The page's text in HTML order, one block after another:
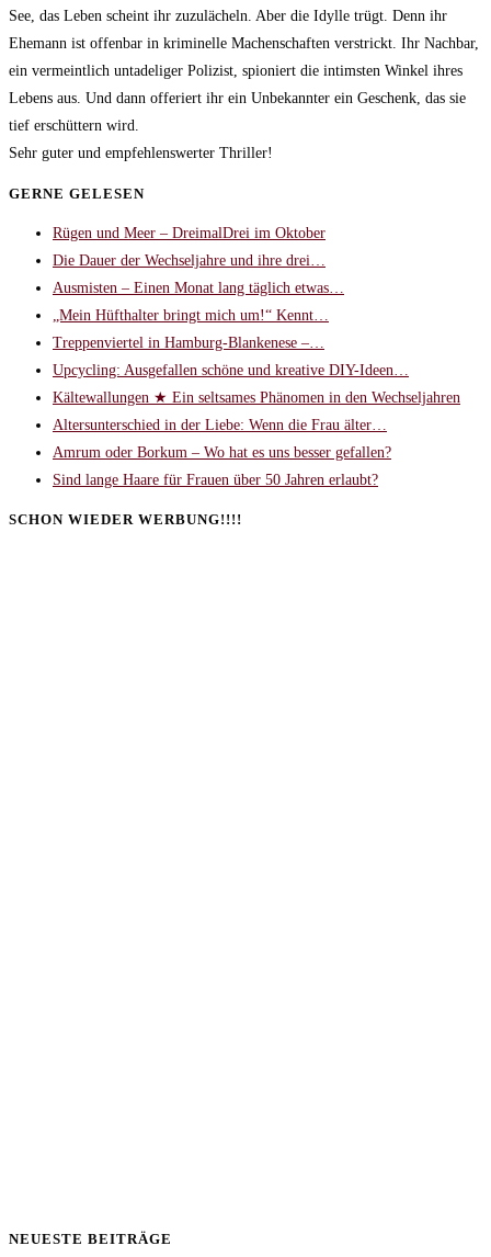
See, das Leben scheint ihr zuzulächeln. Aber die Idylle trügt. Denn ihr
Ehemann ist offenbar in kriminelle Machenschaften verstrickt. Ihr Nachbar,
ein vermeintlich untadeliger Polizist, spioniert die intimsten Winkel ihres
Lebens aus. Und dann offeriert ihr ein Unbekannter ein Geschenk, das sie
tief erschüttern wird.
Sehr guter und empfehlenswerter Thriller!
GERNE GELESEN
Rügen und Meer – DreimalDrei im Oktober
Die Dauer der Wechseljahre und ihre drei…
Ausmisten – Einen Monat lang täglich etwas…
„Mein Hüfthalter bringt mich um!“ Kennt…
Treppenviertel in Hamburg-Blankenese –…
Upcycling: Ausgefallen schöne und kreative DIY-Ideen…
Kältewallungen ★ Ein seltsames Phänomen in den Wechseljahren
Altersunterschied in der Liebe: Wenn die Frau älter…
Amrum oder Borkum – Wo hat es uns besser gefallen?
Sind lange Haare für Frauen über 50 Jahren erlaubt?
SCHON WIEDER WERBUNG!!!!
NEUESTE BEITRÄGE